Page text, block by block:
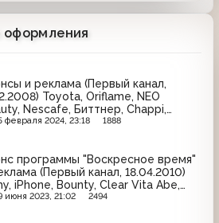
оформления
и реклама (Первый канал,
Toyota, Oriflame, NEO
Nescafe, Биттнер, Chappi,
Арбидол, Имунеле, Clearasil,
февраля 2024, 23:18 1888
программы "Воскресное время"
(Первый канал, 18.04.2010)
iPhone, Bounty, Clear Vita Abe,
Pampers, ЦентрОбувь,
июня 2023, 21:02 2494